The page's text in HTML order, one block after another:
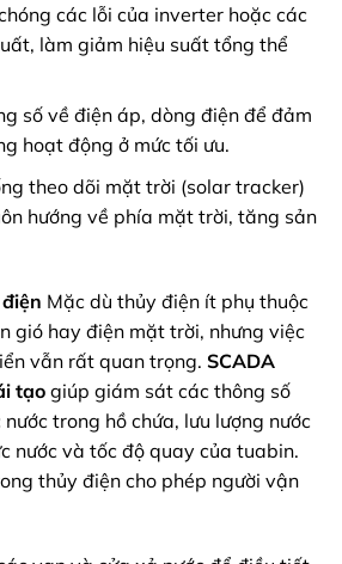
các lỗi của inverter hoặc các
làm giảm hiệu suất tổng thể
số về điện áp, dòng điện để đảm
hoạt động ở mức tối ưu.
theo dõi mặt trời (solar tracker)
hướng về phía mặt trời, tăng sản
Mặc dù thủy điện ít phụ thuộc
gió hay điện mặt trời, nhưng việc
vẫn rất quan trọng. SCADA
tạo giúp giám sát các thông số
trong hồ chứa, lưu lượng nước
nước và tốc độ quay của tuabin.
thủy điện cho phép người vận